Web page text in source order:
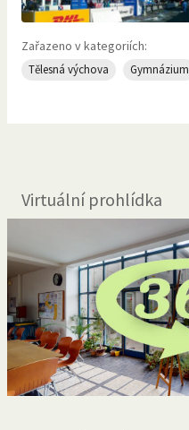
Zařazeno v kategoriích:
Tělesná výchova Gymnázium
Virtuální prohlídka